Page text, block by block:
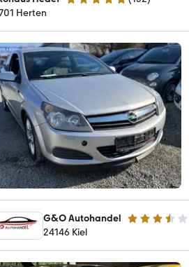
5 Sterne
Herten
G&O Autohandel 3.6 Sterne
24146 Kiel